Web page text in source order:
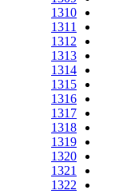
1310
1311
1312
1313
1314
1315
1316
1317
1318
1319
1320
1321
1322